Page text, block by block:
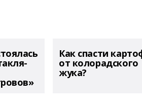
Как спасти
от колорадского
жука?